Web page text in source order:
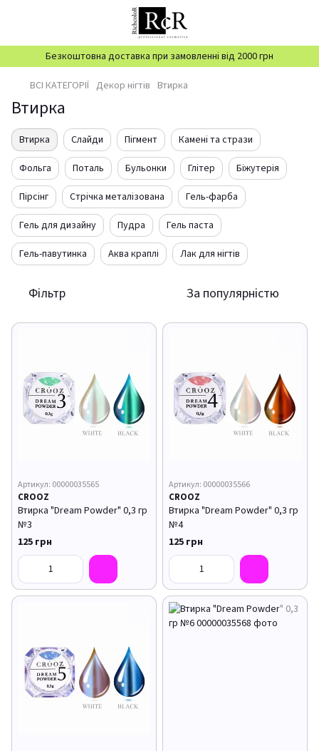
Безкоштовна доставка при замовленні від 2000 грн
ВСІ КАТЕГОРІЇ Декор нігтів Втирка
Втирка
Втирка Слайди Пігмент
Камені та стрази
Фольга
Поталь Бульонки Глітер
Біжутерія
Пірсінг
Стрічка металізована
Гель-фарба
Гель для дизайну
Пудра
Гель паста
Гель-павутинка
Аква краплі Лак для нігтів
Фільтр За популярністю
Артикул: 00000035565
CROOZ
Втирка "Dream Powder" 0,3 гр
№3
125 грн
Артикул: 00000035566
CROOZ
Втирка "Dream Powder" 0,3 гр
№4
125 грн